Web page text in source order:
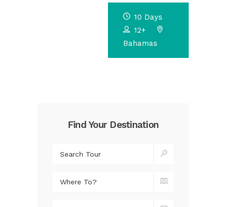
10 Days
12+
Bahamas
Find Your Destination